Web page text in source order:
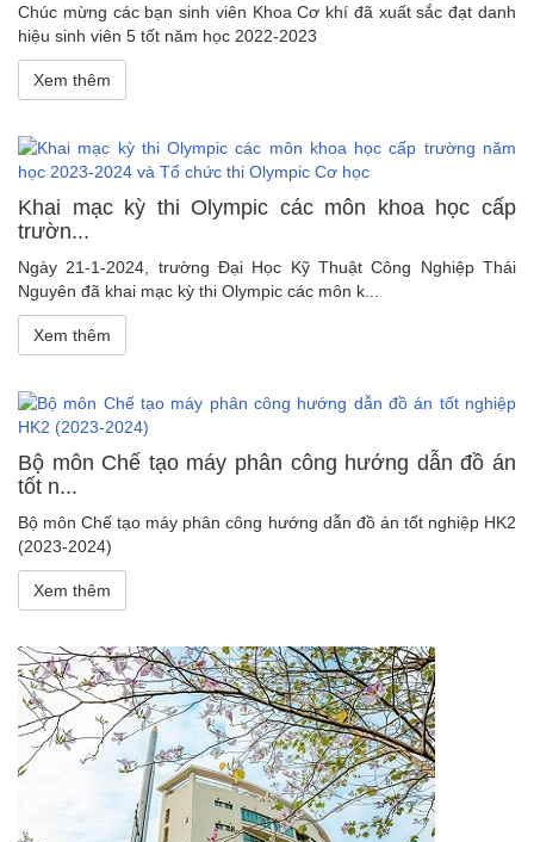
Chúc mừng các bạn sinh viên Khoa Cơ khí đã xuất sắc đạt danh
hiệu sinh viên 5 tốt năm học 2022-2023
Xem thêm
Khai mạc kỳ thi Olympic các môn khoa học cấp
trườn...
Ngày 21-1-2024, trường Đại Học Kỹ Thuật Công Nghiệp Thái
Nguyên đã khai mạc kỳ thi Olympic các môn k...
Xem thêm
Bộ môn Chế tạo máy phân công hướng dẫn đồ án
tốt n...
Bộ môn Chế tạo máy phân công hướng dẫn đồ án tốt nghiệp HK2
(2023-2024)
Xem thêm